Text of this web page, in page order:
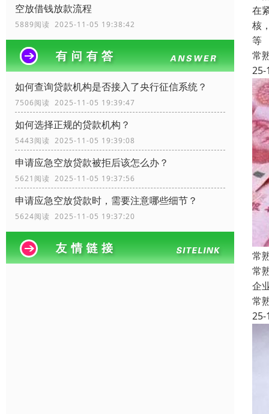
空放借钱放款流程
5889阅读 2025-11-05 19:38:42
如何查询贷款机构是否接入了央行征信系统？
7506阅读 2025-11-05 19:39:47
如何选择正规的贷款机构？
5443阅读 2025-11-05 19:39:08
申请应急空放贷款被拒后该怎么办？
5621阅读 2025-11-05 19:37:56
申请应急空放贷款时，需要注意哪些细节？
5624阅读 2025-11-05 19:37:20
在
核
等
常
25-
常
常
企
常
25-